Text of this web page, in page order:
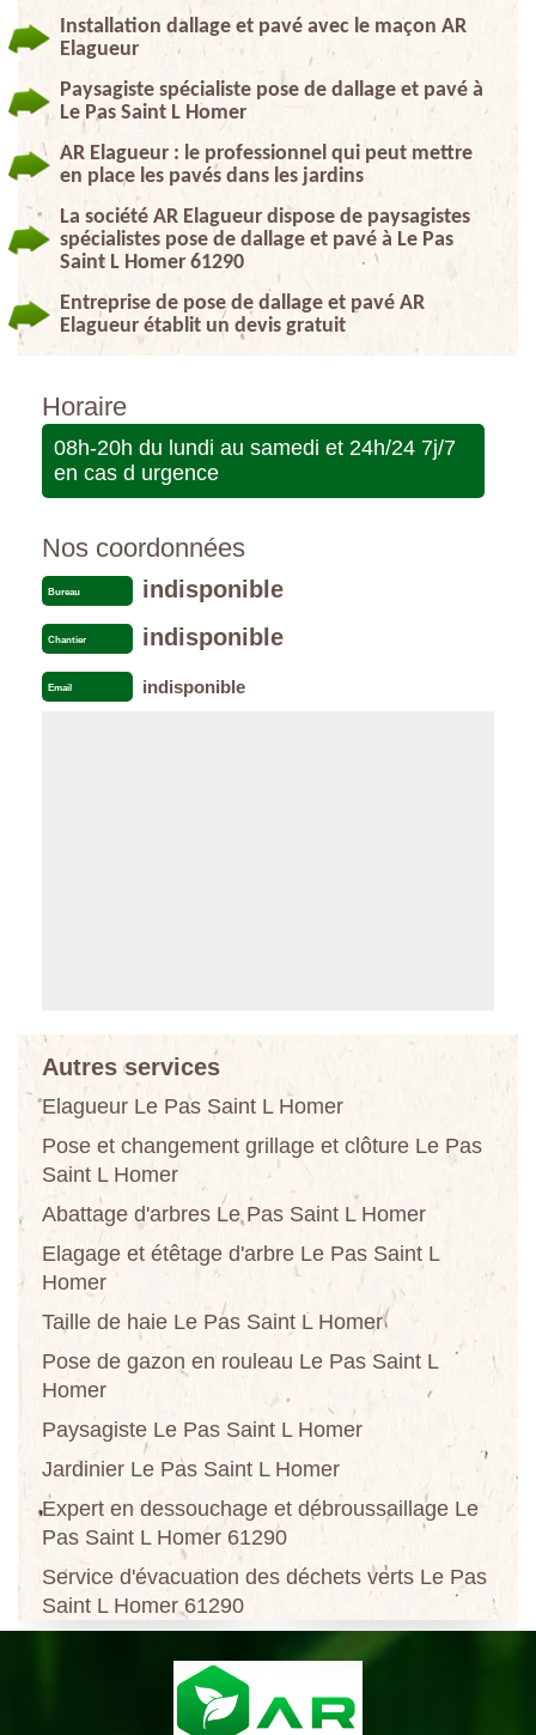
Installation dallage et pavé avec le maçon AR
Elagueur
Paysagiste spécialiste pose de dallage et pavé à
Le Pas Saint L Homer
AR Elagueur : le professionnel qui peut mettre
en place les pavés dans les jardins
La société AR Elagueur dispose de paysagistes
spécialistes pose de dallage et pavé à Le Pas
Saint L Homer 61290
Entreprise de pose de dallage et pavé AR
Elagueur établit un devis gratuit
Horaire
08h-20h du lundi au samedi et 24h/24 7j/7
en cas d urgence
Nos coordonnées
Bureau indisponible
Chantier indisponible
Email indisponible
Autres services
Elagueur Le Pas Saint L Homer
Pose et changement grillage et clôture Le Pas
Saint L Homer
Abattage d'arbres Le Pas Saint L Homer
Elagage et étêtage d'arbre Le Pas Saint L
Homer
Taille de haie Le Pas Saint L Homer
Pose de gazon en rouleau Le Pas Saint L
Homer
Paysagiste Le Pas Saint L Homer
Jardinier Le Pas Saint L Homer
Expert en dessouchage et débroussaillage Le
Pas Saint L Homer 61290
Service d'évacuation des déchets verts Le Pas
Saint L Homer 61290